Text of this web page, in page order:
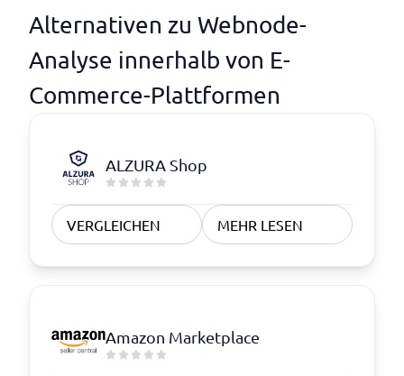
Alternativen zu Webnode-
Analyse innerhalb von E-
Commerce-Plattformen
ALZURA Shop
VERGLEICHEN MEHR LESEN
Amazon Marketplace